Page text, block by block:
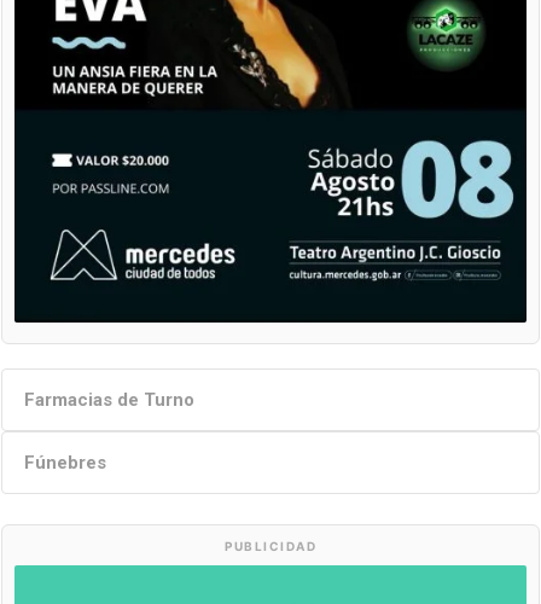
Farmacias de Turno
Fúnebres
PUBLICIDAD